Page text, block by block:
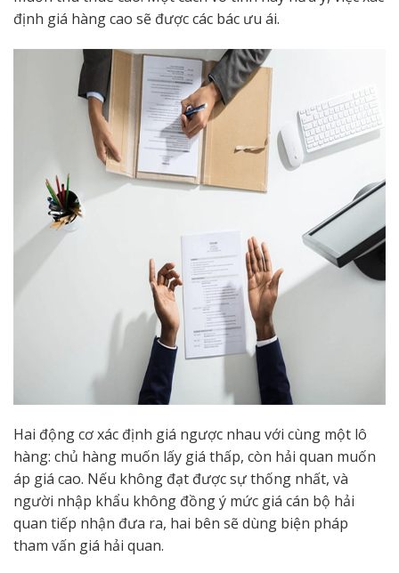
định giá hàng cao sẽ được các bác ưu ái.
Hai động cơ xác định giá ngược nhau với cùng một lô
hàng: chủ hàng muốn lấy giá thấp, còn hải quan muốn
áp giá cao. Nếu không đạt được sự thống nhất, và
người nhập khẩu không đồng ý mức giá cán bộ hải
quan tiếp nhận đưa ra, hai bên sẽ dùng biện pháp
tham vấn giá hải quan.